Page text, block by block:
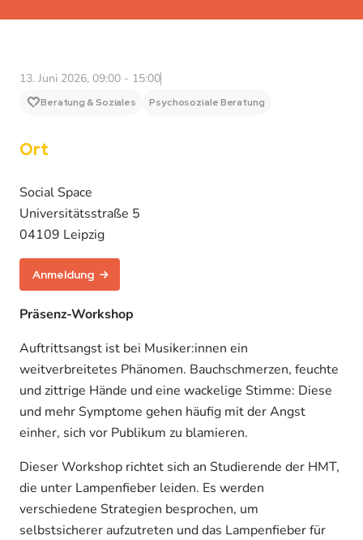
13. Juni 2026, 09:00 - 15:00
Beratung & Soziales Psychosoziale Beratung
Ort
Social Space
Universitätsstraße 5
04109 Leipzig
Anmeldung
Präsenz-Workshop
Auftrittsangst ist bei Musiker:innen ein
weitverbreitetes Phänomen. Bauchschmerzen, feuchte
und zittrige Hände und eine wackelige Stimme: Diese
und mehr Symptome gehen häufig mit der Angst
einher, sich vor Publikum zu blamieren.
Dieser Workshop richtet sich an Studierende der HMT,
die unter Lampenfieber leiden. Es werden
verschiedene Strategien besprochen, um
selbstsicherer aufzutreten und das Lampenfieber für